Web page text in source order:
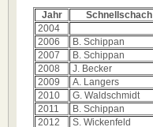
Jahr Schnellschach
2004
2006
B. Schippan
2007
B. Schippan
2008
J. Becker
2009
A. Langers
2010
G. Waldschmidt
2011
B. Schippan
2012
S. Wickenfeld